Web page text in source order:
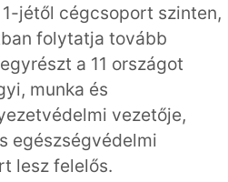
jétől cégcsoport szinten,
folytatja tovább
a 11 országot
munka és
vezetője,
egészségvédelmi
lesz felelős.